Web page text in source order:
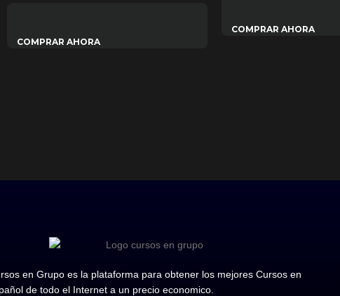
COMPRAR AHORA
COMPRAR AHORA
en Grupo es la plataforma para obtener los mejores Cursos en
de todo el Internet a un precio economico.